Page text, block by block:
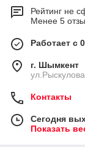
Рейтинг не
Менее 5
Работает с
г. Шымкент
Контакты
Сегодня
Показать